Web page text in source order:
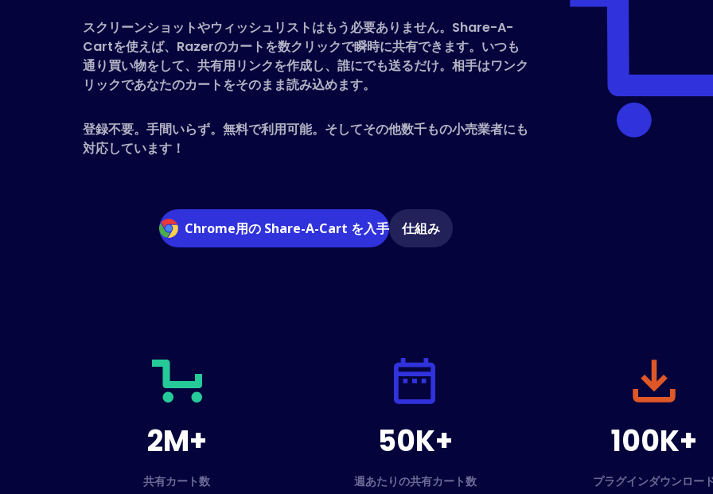
スクリーンショットやウィッシュリストはもう必要ありません。Share-A-
Cartを使えば、Razerのカートを数クリックで瞬時に共有できます。いつも
通り買い物をして、共有用リンクを作成し、誰にでも送るだけ。相手はワンク
リックであなたのカートをそのまま読み込めます。
登録不要。手間いらず。無料で利用可能。そしてその他数千もの小売業者にも
対応しています！
Chrome用の Share-A-Cart を入手 仕組み
2M+
共有カート数
50K+
週あたりの共有カート数
100K+
プラグインダウンロー